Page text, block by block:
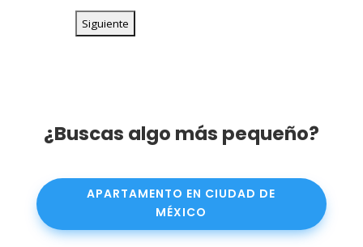
MM
barra
¿Buscas algo más pequeño?
APARTAMENTO EN CIUDAD DE
MÉXICO